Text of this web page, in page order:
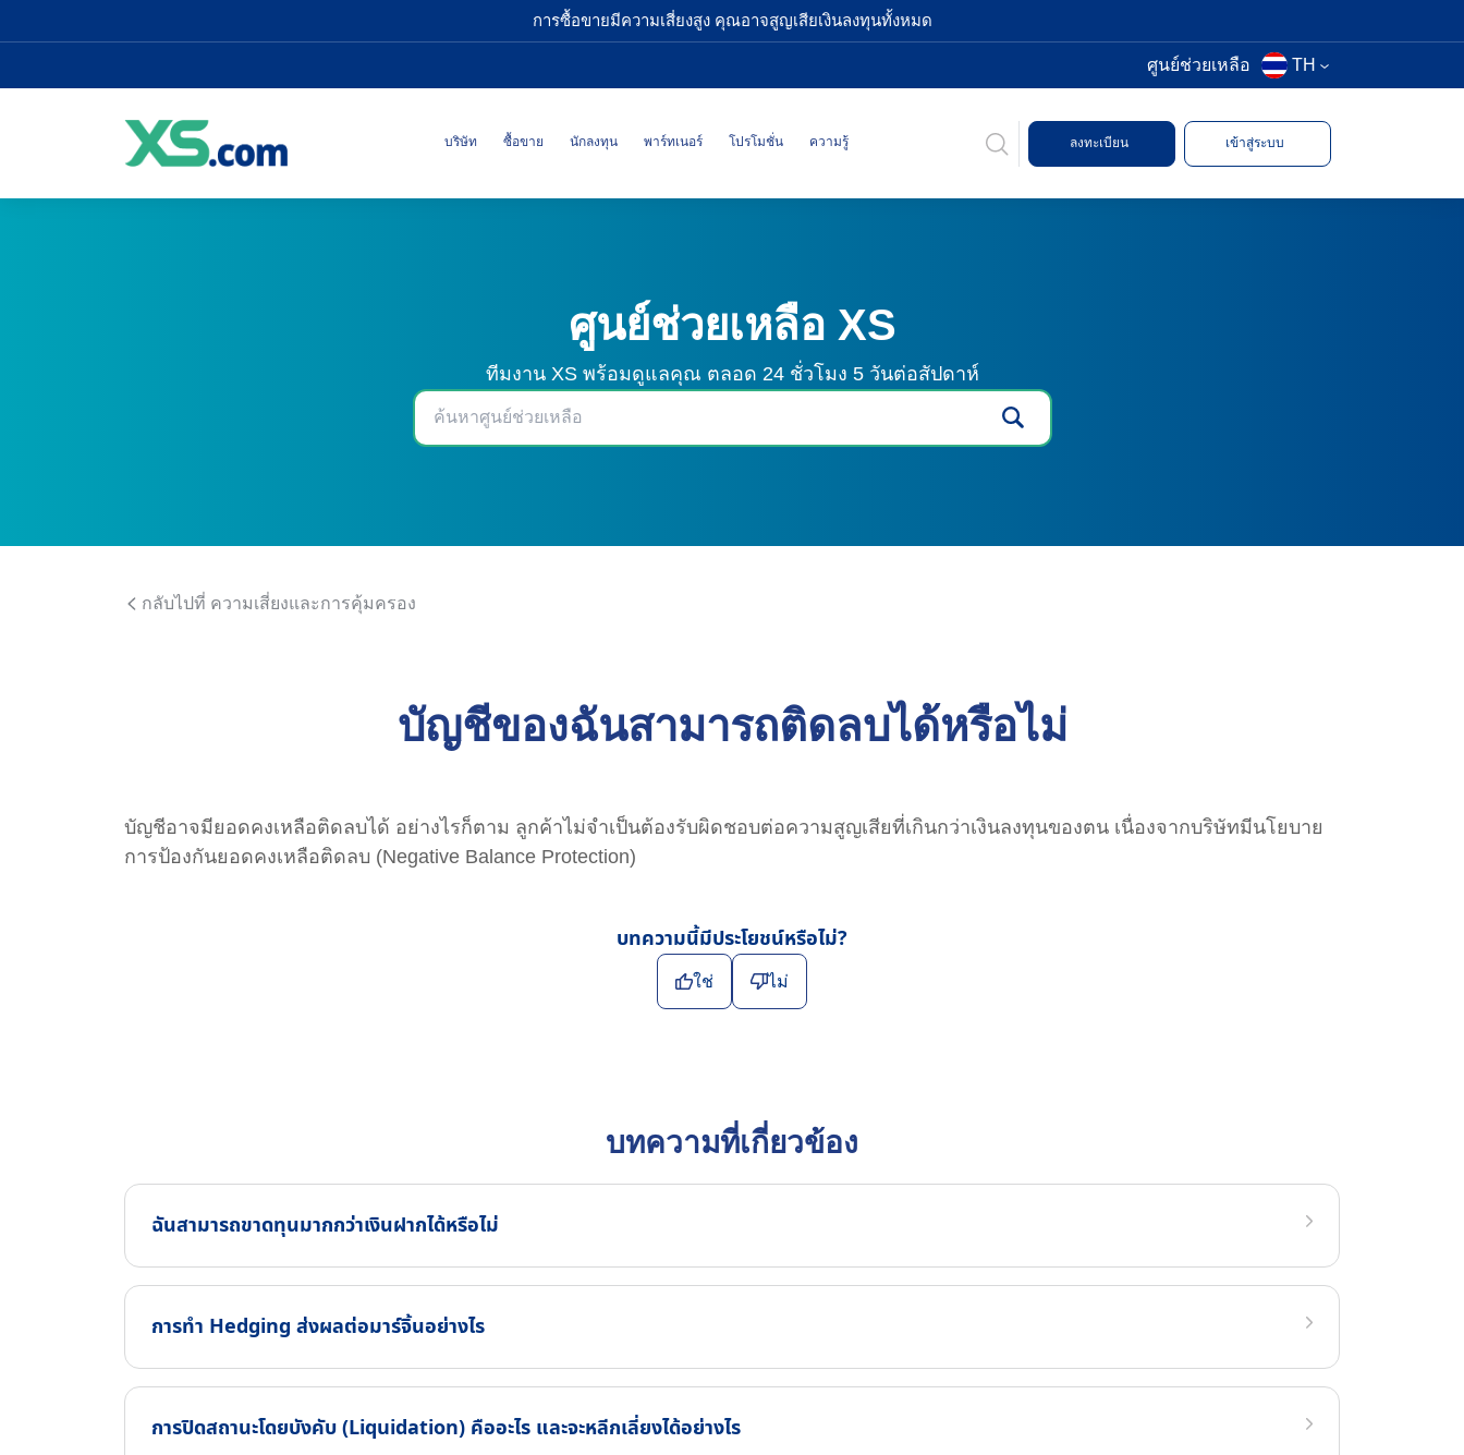
การซื้อขายมีความเสี่ยงสูง คุณอาจสูญเสียเงินลงทุนทั้งหมด
ศูนย์ช่วยเหลือ TH
บริษัท ซื้อขาย นักลงทุน พาร์ทเนอร์ โปรโมชั่น ความรู้ ลงทะเบียน เข้าสู่ระบบ
ศูนย์ช่วยเหลือ XS
ทีมงาน XS พร้อมดูแลคุณ ตลอด 24 ชั่วโมง 5 วันต่อสัปดาห์
กลับไปที่ ความเสี่ยงและการคุ้มครอง
บัญชีของฉันสามารถติดลบได้หรือไม่
บัญชีอาจมียอดคงเหลือติดลบได้ อย่างไรก็ตาม ลูกค้าไม่จำเป็นต้องรับผิดชอบต่อความสูญเสียที่เกินกว่าเงินลงทุนของตน เนื่องจากบริษัทมีนโยบาย
การป้องกันยอดคงเหลือติดลบ (Negative Balance Protection)
บทความนี้มีประโยชน์หรือไม่?
ใช่ ไม่
บทความที่เกี่ยวข้อง
ฉันสามารถขาดทุนมากกว่าเงินฝากได้หรือไม่
การทำ Hedging ส่งผลต่อมาร์จิ้นอย่างไร
การปิดสถานะโดยบังคับ (Liquidation) คืออะไร และจะหลีกเลี่ยงได้อย่างไร